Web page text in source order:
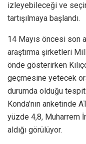
izleyebileceği ve
tartışılmaya başlandı.
14 Mayıs öncesi son
araştırma şirketleri
önde gösterirken
geçmesine yetecek
durumda olduğu
Konda’nın anketinde
yüzde 4,8, Muharrem
aldığı görülüyor.